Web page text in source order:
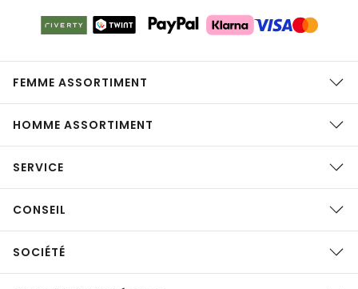
FEMME ASSORTIMENT
HOMME ASSORTIMENT
SERVICE
CONSEIL
SOCIÉTÉ